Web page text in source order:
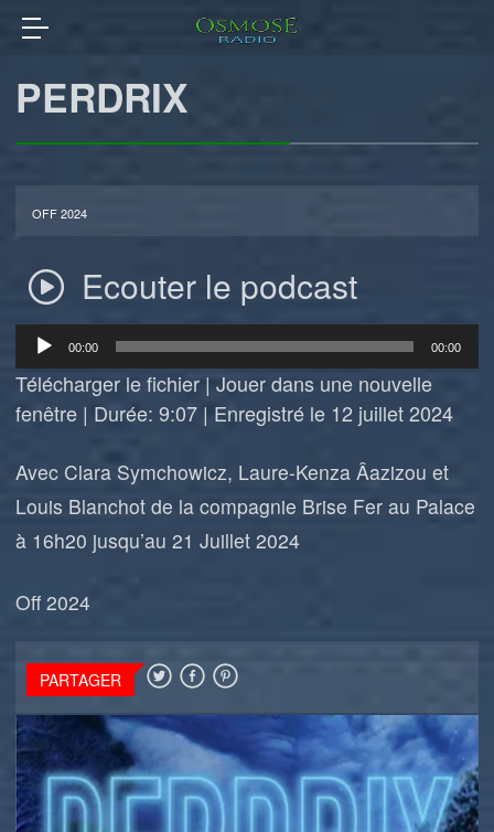
PERDRIX
OFF 2024
Ecouter le podcast
Lecteur
audio
00:00 00:00
Télécharger le fichier |Jouer dans une nouvelle
fenêtre | Durée: 9:07 | Enregistré le 12 juillet 2024
Avec Clara Symchowicz, Laure-Kenza Âazizou et
Louis Blanchot de la compagnie Brise Fer au Palace
à 16h20 jusqu’au 21 Juillet 2024
Off 2024
PARTAGER